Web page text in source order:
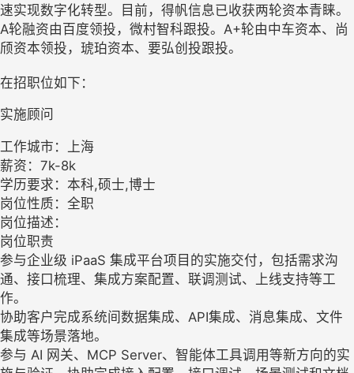
速实现数字化转型。目前，得帆信息已收获两轮资本青睐。
A轮融资由百度领投，微村智科跟投。A+轮由中车资本、尚
颀资本领投，琥珀资本、要弘创投跟投。
在招职位如下：
实施顾问
工作城市：上海
薪资：7k-8k
学历要求：本科,硕士,博士
岗位性质：全职
岗位描述：
岗位职责
参与企业级 iPaaS 集成平台项目的实施交付，包括需求沟
通、接口梳理、集成方案配置、联调测试、上线支持等工
作。
协助客户完成系统间数据集成、API集成、消息集成、文件
集成等场景落地。
参与 AI 网关、MCP Server、智能体工具调用等新方向的实